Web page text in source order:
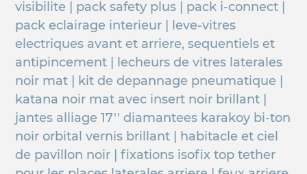
visibilite | pack safety plus | pack i-connect |
pack eclairage interieur | leve-vitres
electriques avant et arriere, sequentiels et
antipincement | lecheurs de vitres laterales
noir mat | kit de depannage pneumatique |
katana noir mat avec insert noir brillant |
jantes alliage 17'' diamantees karakoy bi-ton
noir orbital vernis brillant | habitacle et ciel
de pavillon noir | fixations isofix top tether